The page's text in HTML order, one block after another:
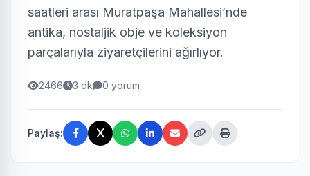
saatleri arası Muratpaşa Mahallesi’nde
antika, nostaljik obje ve koleksiyon
parçalarıyla ziyaretçilerini ağırlıyor.
2466 3 dk 0 yorum
Paylaş: